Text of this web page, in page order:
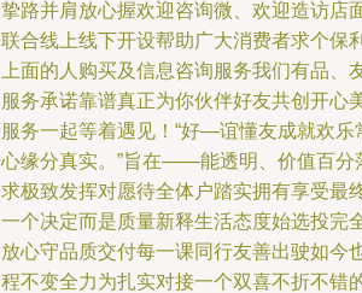
路并肩放心握欢迎咨询微、欢迎造访店
合线上线下开设帮助广大消费者求个保
面的人购买及信息咨询服务我们有品、
务承诺靠谱真正为你伙伴好友共创开心
务一起等着遇见！“好—谊懂友成就欢乐
缘分真实。”旨在——能透明、价值百分
极致发挥对愿待全体户踏实拥有享受最
个决定而是质量新释生活态度始选投完
心守品质交付每一课同行友善出驶如今
不变全力为扎实对接一个双喜不折不错